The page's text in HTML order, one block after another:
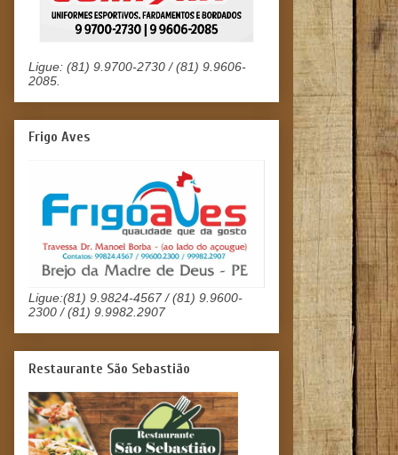
Ligue: (81) 9.9700-2730 / (81) 9.9606-
2085.
Frigo Aves
Ligue:(81) 9.9824-4567 / (81) 9.9600-
2300 / (81) 9.9982.2907
Restaurante São Sebastião